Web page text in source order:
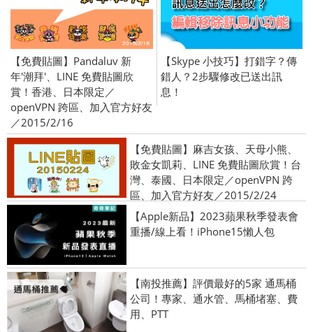
【免費貼圖】Pandaluv 新
年'潮拜'、LINE 免費貼圖欣
賞！香港、日本限定／
openVPN 跨區、加入官方好友
／2015/2/16
【Skype 小技巧】打錯字？傳
錯人？2步驟修改已送出訊
息！
【免費貼圖】麻吉女孩、天母小熊、
敗金女凱莉、LINE 免費貼圖欣賞！台
灣、泰國、日本限定／openVPN 跨
區、加入官方好友／2015/2/24
【Apple新品】2023蘋果秋季發表會
重播/線上看！iPhone15懶人包
【南投推薦】評價最好的5家 通馬桶
公司！專家、通水管、馬桶堵塞、費
用、PTT